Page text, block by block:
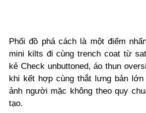
Phối đồ phá cách là một điểm
mini kilts đi cùng trench coat từ
kẻ Check unbuttoned, áo thun
khi kết hợp cùng thắt lưng bản
ảnh người mặc không theo quy
tạo.